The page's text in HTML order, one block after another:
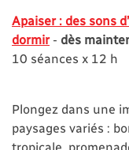
Apaiser : des sons
dormir - dès
10 séances x 12 h
Plongez dans une
paysages variés :
tropicale,